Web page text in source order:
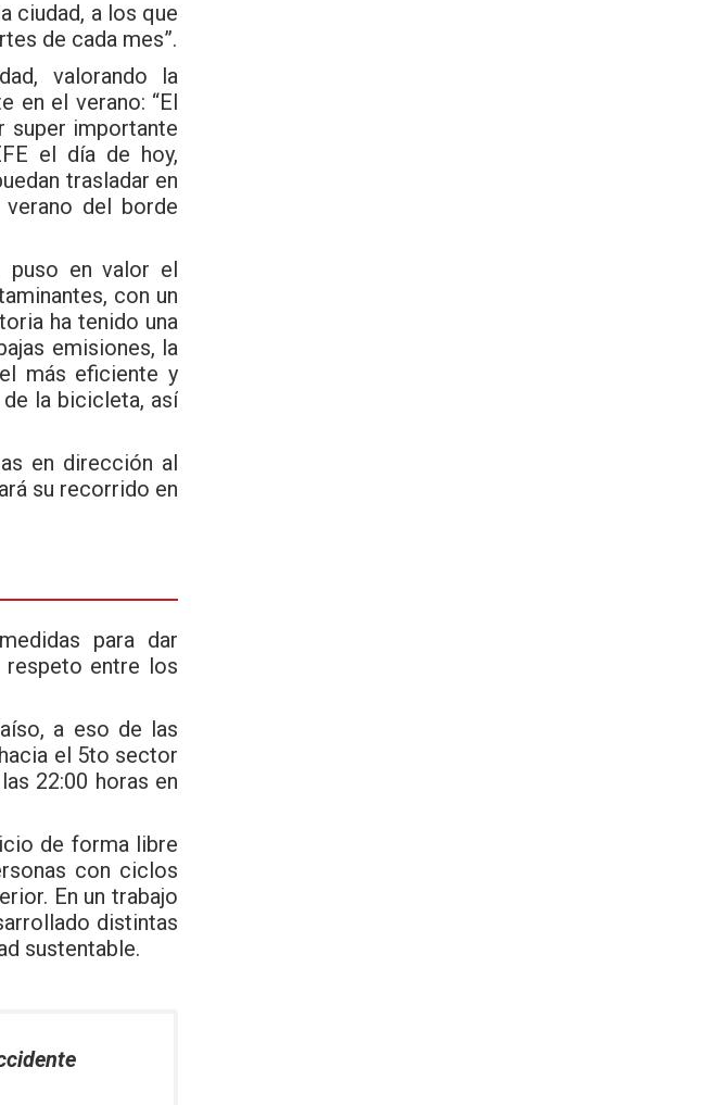
ciudad, a los que
de cada mes”.
valorando la
en el verano: “El
super importante
el día de hoy,
trasladar en
del borde
puso en valor el
con un
ha tenido una
emisiones, la
más eficiente y
la bicicleta, así
en dirección al
su recorrido en
para dar
respeto entre los
a eso de las
el 5to sector
22:00 horas en
de forma libre
con ciclos
En un trabajo
distintas
sustentable.